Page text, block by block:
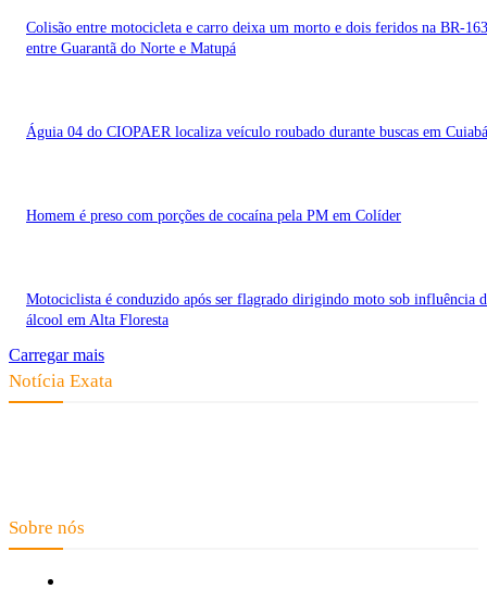
Colisão entre motocicleta e carro deixa um morto e dois feridos na BR-163
entre Guarantã do Norte e Matupá
Águia 04 do CIOPAER localiza veículo roubado durante buscas em Cuiabá
Homem é preso com porções de cocaína pela PM em Colíder
Motociclista é conduzido após ser flagrado dirigindo moto sob influência
álcool em Alta Floresta
Carregar mais
Notícia Exata
Sobre nós